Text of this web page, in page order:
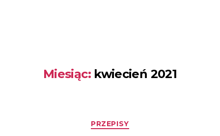
Miesiąc: kwiecień 2021
PRZEPISY